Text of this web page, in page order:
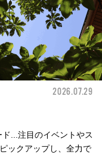
2026.07.29
...注目のイベントやス
ックアップし、全力で